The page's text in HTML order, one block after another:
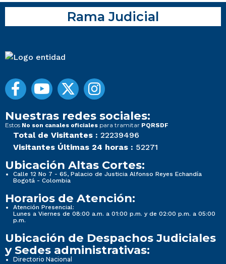
Rama Judicial
Nuestras redes sociales:
Estos No son canales oficiales para tramitar PQRSDF
Total de Visitantes : 22239496
Visitantes Últimas 24 horas : 52271
Ubicación Altas Cortes:
Calle 12 No 7 - 65, Palacio de Justicia Alfonso Reyes Echandía
Bogotá - Colombia
Horarios de Atención:
Atención Presencial:
Lunes a Viernes de 08:00 a.m. a 01:00 p.m. y de 02:00 p.m. a 05:00
p.m.
Ubicación de Despachos Judiciales
y Sedes administrativas:
Directorio Nacional